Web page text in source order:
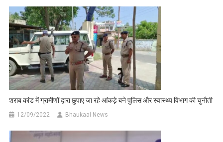
शराब कांड में ग्रामीणों द्वारा छुपाए जा रहे आंकड़े बने पुलिस और स्वास्थ्य विभाग की चुनौती
12/09/2022 Bhaukaal News